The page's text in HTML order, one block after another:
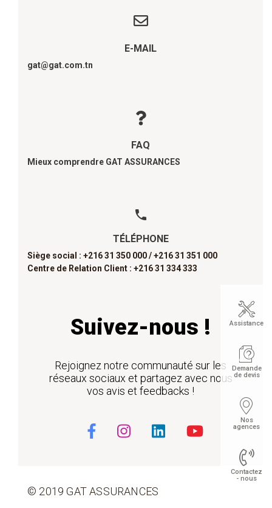
E-MAIL
gat@gat.com.tn
FAQ
Mieux comprendre GAT ASSURANCES
TÉLÉPHONE
Siège social : +216 31 350 000 /+216 31 351 000
Centre de Relation Client : +216 31 334 333
Suivez-nous !
Rejoignez notre communauté sur les
réseaux sociaux et partagez avec nous
vos avis et feedbacks !
© 2019 GAT ASSURANCES
Assistance
Demande
de devis
Nos
agences
Contactez
- nous